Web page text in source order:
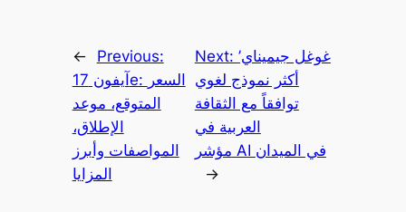
←
Previous:
آيفون 17e: السعر
المتوقع، موعد
الإطلاق،
المواصفات وأبرز
المزايا
Next: غوغل جيميناي’
أكثر نموذج لغوي
توافقاً مع الثقافة
العربية في
مؤشر AI في الميدان
→